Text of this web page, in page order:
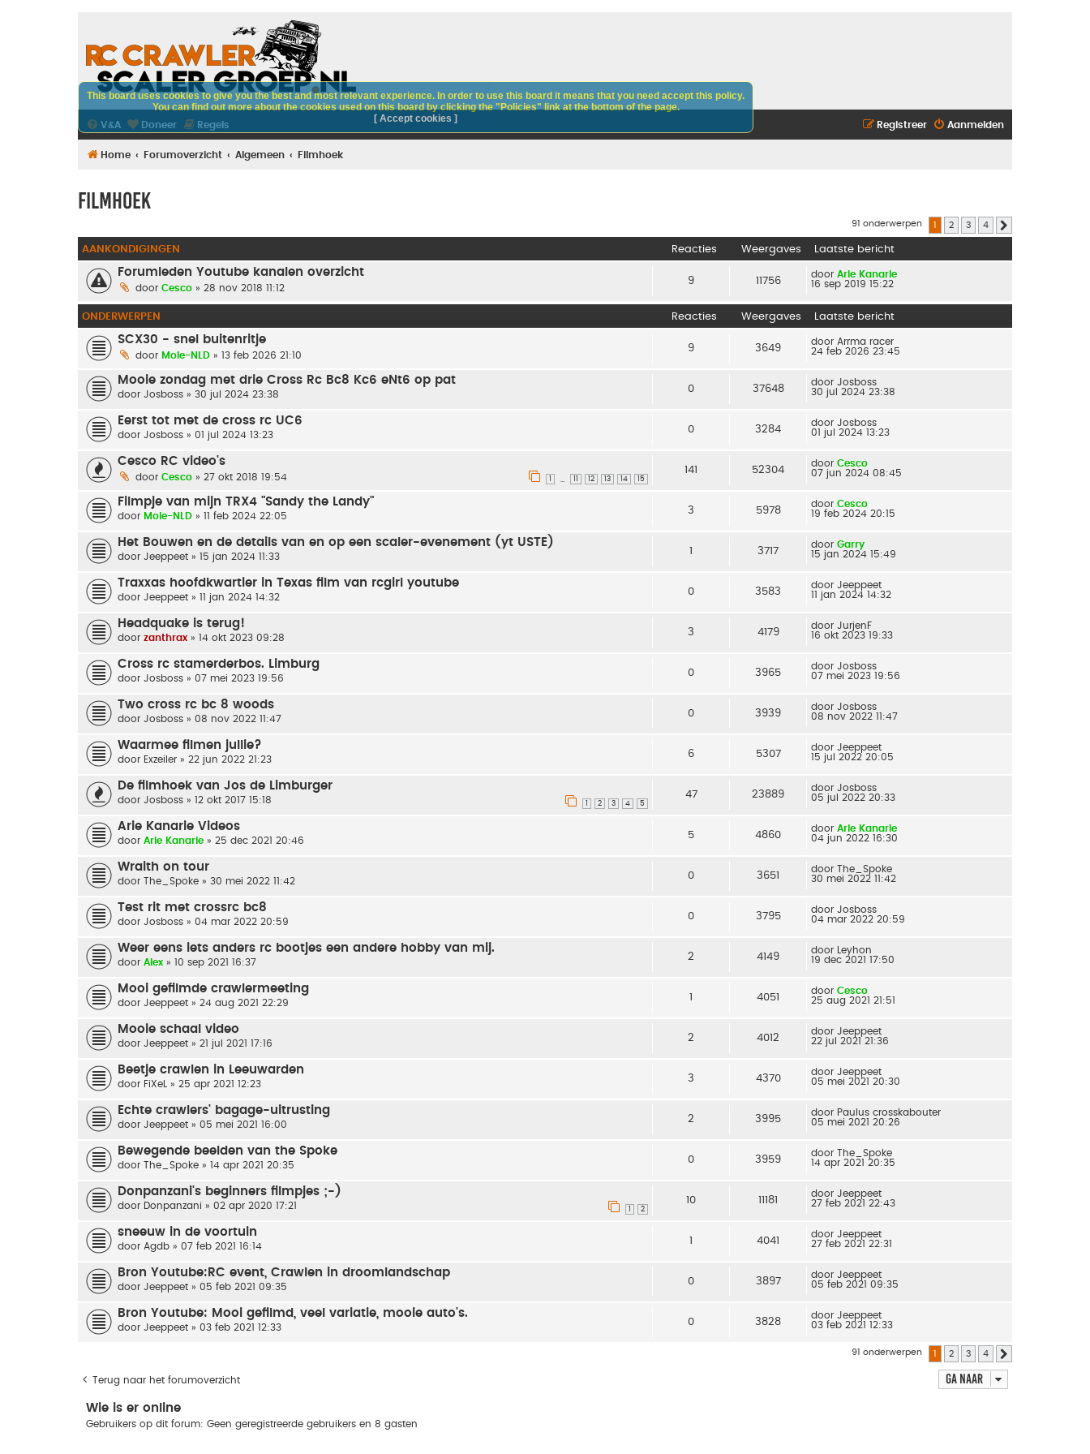
V&A Doneer Regels Aanmelden
Registreer
Home Forumoverzicht Algemeen Filmhoek
Filmhoek
91 onderwerpen 1 2 3 4
AANKONDIGINGEN Reacties Weergaves Laatste bericht
Forumleden Youtube kanalen overzicht
door Cesco » 28 nov 2018 11:12
9 11756
door Arie Kanarie
16 sep 2019 15:22
ONDERWERPEN Reacties Weergaves Laatste bericht
SCX30 - snel buitenritje
door Mole-NLD » 13 feb 2026 21:10
9 3649
door Arrma racer
24 feb 2026 23:45
Mooie zondag met drie Cross Rc Bc8 Kc6 eNt6 op pat
door Josboss » 30 jul 2024 23:38 0 37648
door Josboss
30 jul 2024 23:38
Eerst tot met de cross rc UC6
door Josboss » 01 jul 2024 13:23 0 3284
door Josboss
01 jul 2024 13:23
Cesco RC video's
door Cesco » 27 okt 2018 19:54 … 12 13 14 15
141 52304
door Cesco
07 jun 2024 08:45
Filmpje van mijn TRX4 "Sandy the Landy"
door Mole-NLD » 11 feb 2024 22:05 3 5978
door Cesco
19 feb 2024 20:15
Het Bouwen en de details van en op een scaler-evenement (yt USTE)
door Jeeppeet » 15 jan 2024 11:33 1 3717
door Garry
15 jan 2024 15:49
Traxxas hoofdkwartier in Texas film van rcgirl youtube
door Jeeppeet » 11 jan 2024 14:32 0 3583
door Jeeppeet
11 jan 2024 14:32
Headquake is terug!
door zanthrax » 14 okt 2023 09:28 3 4179
door JurjenF
16 okt 2023 19:33
Cross rc stamerderbos. Limburg
door Josboss » 07 mei 2023 19:56 0 3965
door Josboss
07 mei 2023 19:56
Two cross rc bc 8 woods
door Josboss » 08 nov 2022 11:47 0 3939
door Josboss
08 nov 2022 11:47
Waarmee filmen jullie?
door Exzeiler » 22 jun 2022 21:23 6 5307
door Jeeppeet
15 jul 2022 20:05
De filmhoek van Jos de Limburger
door Josboss » 12 okt 2017 15:18 2 3 4 5
47 23889
door Josboss
05 jul 2022 20:33
Arie Kanarie Videos
door Arie Kanarie » 25 dec 2021 20:46 5 4860
door Arie Kanarie
04 jun 2022 16:30
Wraith on tour
door The_Spoke » 30 mei 2022 11:42 0 3651
door The_Spoke
30 mei 2022 11:42
Test rit met crossrc bc8
door Josboss » 04 mar 2022 20:59 0 3795
door Josboss
04 mar 2022 20:59
Weer eens iets anders rc bootjes een andere hobby van mij.
door Alex » 10 sep 2021 16:37 2 4149
door
Leyhon
19 dec 2021 17:50
Mooi gefilmde crawlermeeting
door Jeeppeet » 24 aug 2021 22:29 1 4051
door Cesco
25 aug 2021 21:51
Mooie schaal video
door Jeeppeet » 21 jul 2021 17:16 2 4012
door Jeeppeet
22 jul 2021 21:36
Beetje crawlen in Leeuwarden
door FiXeL » 25 apr 2021 12:23 3 4370
door Jeeppeet
05 mei 2021 20:30
Echte crawlers' bagage-uitrusting
door Jeeppeet » 05 mei 2021 16:00 2 3995
door Paulus crosskabouter
05 mei 2021 20:26
Bewegende beelden van the Spoke
door The_Spoke » 14 apr 2021 20:35 0 3959
door The_Spoke
14 apr 2021 20:35
Donpanzani's beginners filmpjes ;-)
door Donpanzani » 02 apr 2020 17:21 2
10 11181
door Jeeppeet
27 feb 2021 22:43
sneeuw in de voortuin
door Agdb » 07 feb 2021 16:14 1 4041
door Jeeppeet
27 feb 2021 22:31
Bron Youtube:RC event, Crawlen in droomlandschap
door Jeeppeet » 05 feb 2021 09:35 0 3897
door Jeeppeet
05 feb 2021 09:35
Bron Youtube: Mooi gefilmd, veel variatie, mooie auto's.
door Jeeppeet » 03 feb 2021 12:33 0 3828
door Jeeppeet
03 feb 2021 12:33
91 onderwerpen 1 2 3 4
Terug naar het forumoverzicht Ga naar
Wie is er online
Gebruikers op dit forum: Geen geregistreerde gebruikers en 8 gasten
This board uses cookies to give you the best and most relevant experience. In order to use this board it means that you need accept this policy.
You can find out more about the cookies used on this board by clicking the "Policies" link at the bottom of the page.
[ Accept cookies ]